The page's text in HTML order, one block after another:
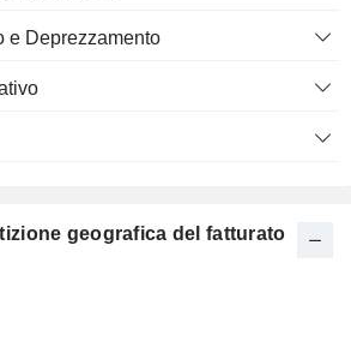
e Deprezzamento
geografica del fatturato